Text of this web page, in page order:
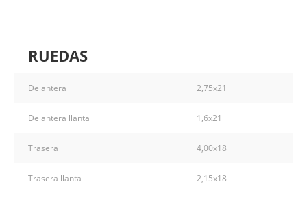
RUEDAS
Delantera 2,75x21
Delantera llanta 1,6x21
Trasera 4,00x18
Trasera llanta 2,15x18